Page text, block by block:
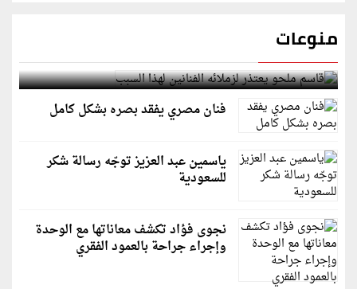
منوعات
قاسم ملحو يعتذر لزملائه الفنانين لهذا السبب
فنان مصري يفقد بصره بشكل كامل
ياسمين عبد العزيز توجّه رسالة شكر
للسعودية
نجوى فؤاد تكشف معاناتها مع الوحدة
وإجراء جراحة بالعمود الفقري